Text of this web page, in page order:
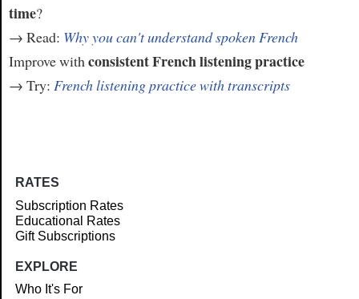
time?
→ Read: Why you can't understand spoken French
Improve withconsistent French listening practice
→ Try: French listening practice with transcripts
RATES
Subscription Rates
Educational Rates
Gift Subscriptions
EXPLORE
Who It's For